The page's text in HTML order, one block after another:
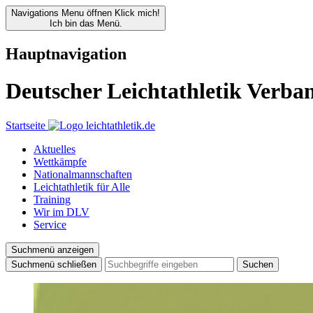
Navigations Menu öffnen Klick mich!
Ich bin das Menü.
Hauptnavigation
Deutscher Leichtathletik
Startseite
Aktuelles
Wettkämpfe
Nationalmannschaften
Leichtathletik für Alle
Training
Wir im DLV
Service
Suchmenü anzeigen
Suchmenü schließen
Suchen